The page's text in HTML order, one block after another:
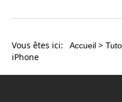
Vous êtes ici: Accueil >
iPhone